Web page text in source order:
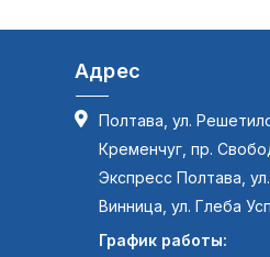
Адрес
Полтава, ул.
Кременчуг, пр.
Экспресс Полтава,
Винница, ул. Глеба
График работы: